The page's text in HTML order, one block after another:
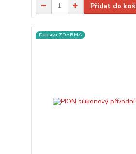
Přidat do
Doprava ZDARMA